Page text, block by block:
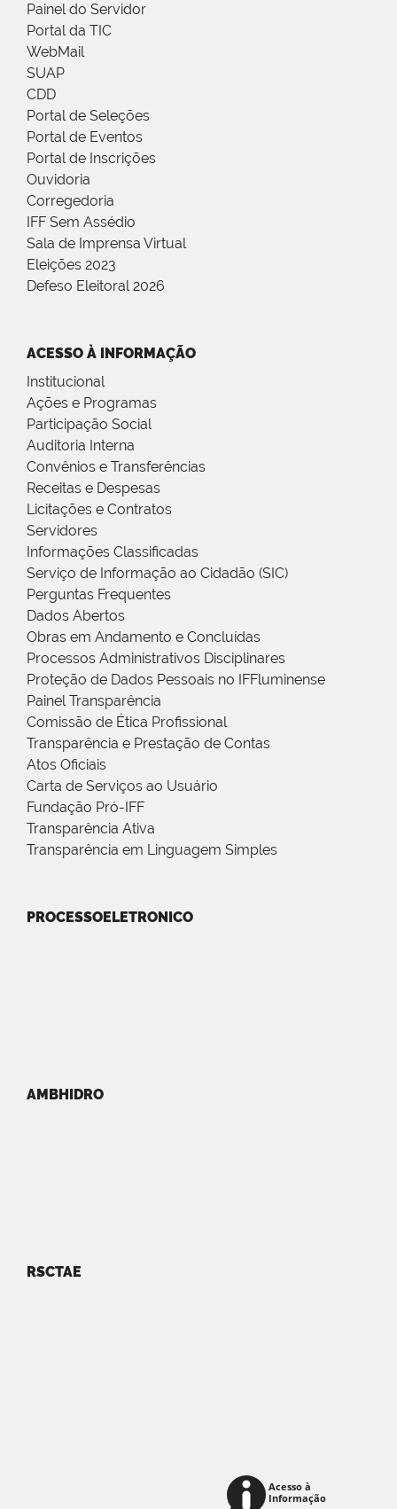
Painel do Servidor
Portal da TIC
WebMail
SUAP
CDD
Portal de Seleções
Portal de Eventos
Portal de Inscrições
Ouvidoria
Corregedoria
IFF Sem Assédio
Sala de Imprensa Virtual
Eleições 2023
Defeso Eleitoral 2026
ACESSO À INFORMAÇÃO
Institucional
Ações e Programas
Participação Social
Auditoria Interna
Convênios e Transferências
Receitas e Despesas
Licitações e Contratos
Servidores
Informações Classificadas
Serviço de Informação ao Cidadão (SIC)
Perguntas Frequentes
Dados Abertos
Obras em Andamento e Concluídas
Processos Administrativos Disciplinares
Proteção de Dados Pessoais no IFFluminense
Painel Transparência
Comissão de Ética Profissional
Transparência e Prestação de Contas
Atos Oficiais
Carta de Serviços ao Usuário
Fundação Pró-IFF
Transparência Ativa
Transparência em Linguagem Simples
PROCESSOELETRONICO
AMBHIDRO
RSCTAE